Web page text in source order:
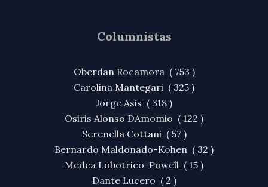
Columnistas
Oberdan Rocamora ( 753 )
Carolina Mantegari ( 325 )
Jorge Asis ( 318 )
Osiris Alonso DAmomio ( 122 )
Serenella Cottani ( 57 )
Bernardo Maldonado-Kohen ( 32 )
Medea Lobotrico-Powell ( 15 )
Dante Lucero ( 2 )